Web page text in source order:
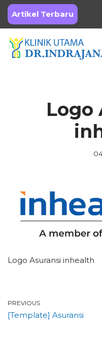
Skip
to
content
Artikel Terbaru
Logo
Logo Asuransi inhealth
PREVIOUS
[Template] Asuransi